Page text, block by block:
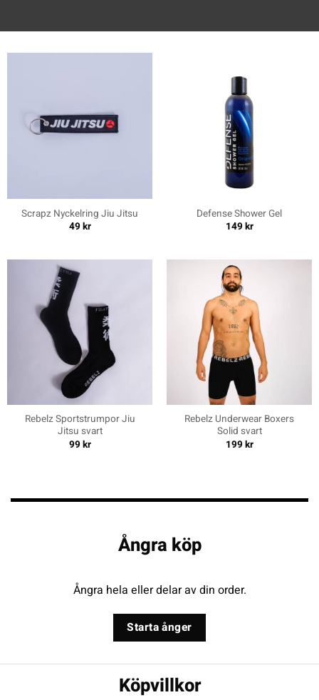
Scrapz Nyckelring Jiu Jitsu
49kr
Defense Shower Gel
149kr
Rebelz Sportstrumpor Jiu
Jitsu svart
99kr
Rebelz Underwear Boxers
Solid svart
199kr
Ångra köp
Ångra hela eller delar av din order.
Starta ånger
Köpvillkor